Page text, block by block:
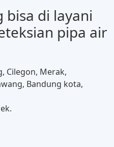
bisa di layani
pipa air
Cilegon, Merak,
Bandung kota,